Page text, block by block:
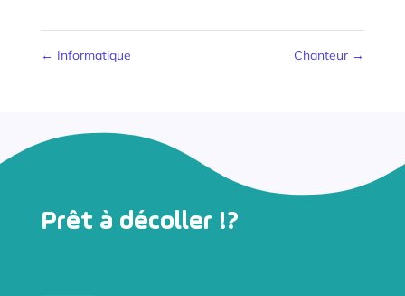
← Informatique Chanteur →
Prêt à décoller !?